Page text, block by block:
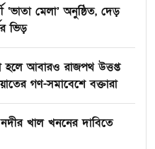
‘ভাতা মেলা’ অনুষ্ঠিত, দেড়
ভিড়
হলে আবারও রাজপথ উত্তপ্ত
গণ-সমাবেশে বক্তারা
খাল খননের দাবিতে